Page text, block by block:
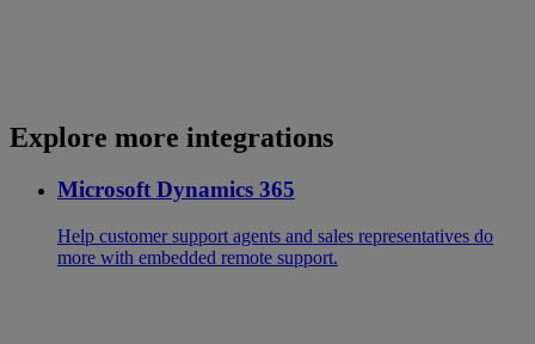
Explore more integrations
Microsoft Dynamics 365
Help customer support agents and sales representatives do
more with embedded remote support.